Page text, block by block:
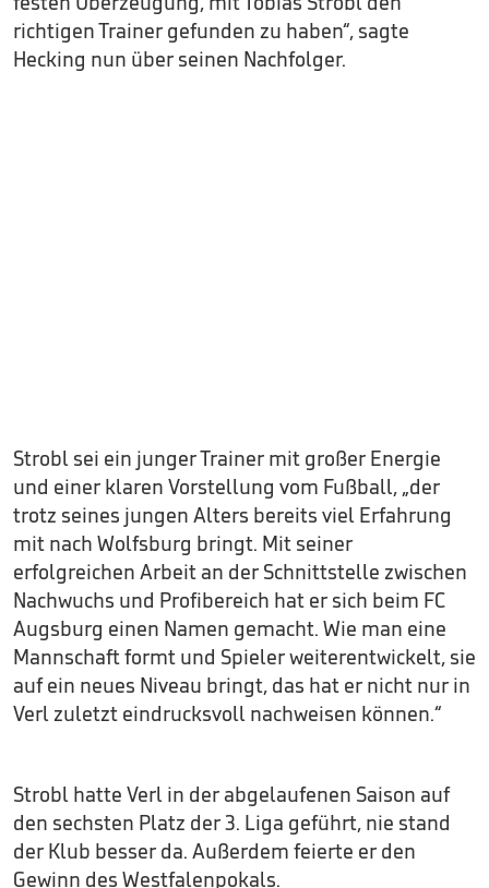
richtigen Trainer gefunden zu haben“, sagte
Hecking nun über seinen Nachfolger.
Strobl sei ein junger Trainer mit großer Energie
und einer klaren Vorstellung vom Fußball, „der
trotz seines jungen Alters bereits viel Erfahrung
mit nach Wolfsburg bringt. Mit seiner
erfolgreichen Arbeit an der Schnittstelle zwischen
Nachwuchs und Profibereich hat er sich beim FC
Augsburg einen Namen gemacht. Wie man eine
Mannschaft formt und Spieler weiterentwickelt, sie
auf ein neues Niveau bringt, das hat er nicht nur in
Verl zuletzt eindrucksvoll nachweisen können.“
Strobl hatte Verl in der abgelaufenen Saison auf
den sechsten Platz der 3. Liga geführt, nie stand
der Klub besser da. Außerdem feierte er den
Gewinn des Westfalenpokals.